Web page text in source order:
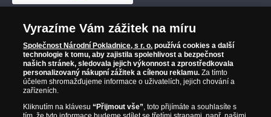
Vyrazíme Vám zážitek na míru
Společnost Národní Pokladnice, s r. o. používá cookies a další
technologie k tomu, aby zajistila spolehlivost a bezpečnost
našich stránek, sledovala jejich výkonnost a zprostředkovala
personalizovaný nákupní zážitek a cílenou reklamu. Za tímto
účelem shromažďujeme informace o uživatelích, jejich chování a
zařízeních.
Kliknutím na klávesu“Přijmout vše”, toto přijímáte a souhlasíte s